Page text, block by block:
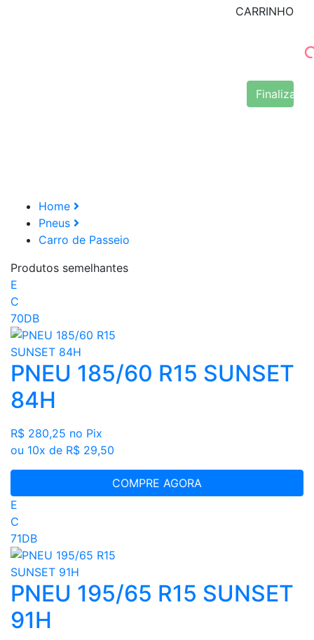
CARRINHO
Finalizar
Home
Pneus
Carro de Passeio
Produtos semelhantes
E
C
70DB
PNEU 185/60 R15 SUNSET
84H
R$ 280,25 no Pix
ou 10x de R$ 29,50
COMPRE AGORA
E
C
71DB
PNEU 195/65 R15 SUNSET
91H